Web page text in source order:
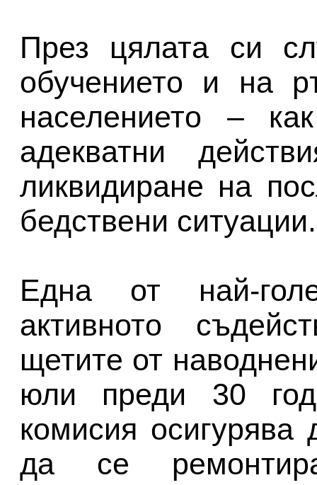
През цялата си
обучението и на
населението –
адекватни
ликвидиране на
бедствени ситуации.
Една от най-
активното
щетите от
юли преди 30
комисия осигурява
да се